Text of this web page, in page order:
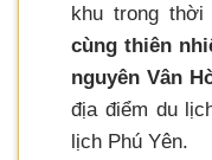
khu trong
cùng thiên
nguyên Vân
địa điểm du
lịch Phú Yên.